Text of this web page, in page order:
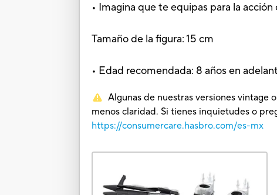
• Imagina que te equipas para la
Tamaño de la figura: 15 cm
• Edad recomendada: 8 años en
Algunas de nuestras versiones
menos claridad. Si tienes inquietudes o
https://consumercare.hasbro.com/es-mx